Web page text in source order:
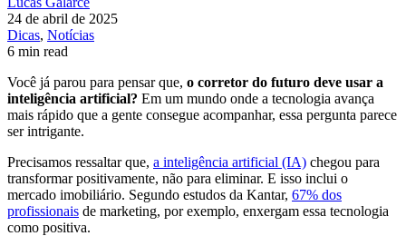
24 de abril de 2025
Dicas, Notícias
6 min read
Você já parou para pensar que, o corretor do futuro deve usar a
inteligência artificial? Em um mundo onde a tecnologia avança
mais rápido que a gente consegue acompanhar, essa pergunta parece
ser intrigante.
Precisamos ressaltar que, a inteligência artificial (IA) chegou para
transformar positivamente, não para eliminar. E isso inclui o
mercado imobiliário. Segundo estudos da Kantar, 67% dos
profissionais de marketing, por exemplo, enxergam essa tecnologia
como positiva.